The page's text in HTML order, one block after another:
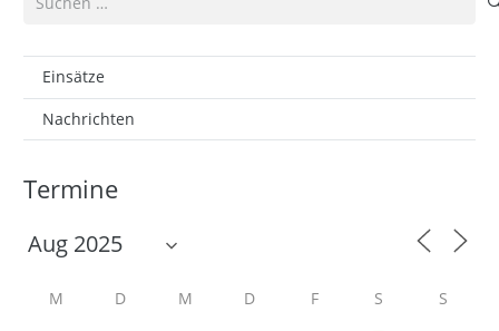
nach:
Einsätze
Nachrichten
Termine
M D M D F S S